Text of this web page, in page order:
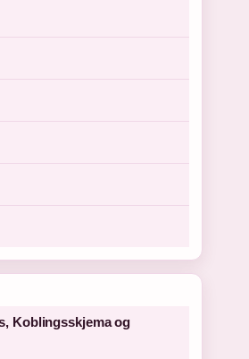
Koblingsskjema og